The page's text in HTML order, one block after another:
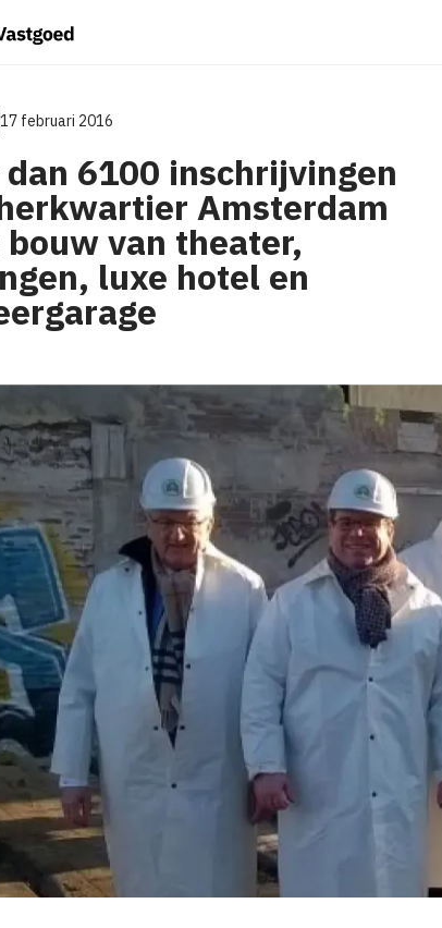
17 februari 2016
dan 6100 inschrijvingen
Amsterdam
van theater,
luxe hotel en